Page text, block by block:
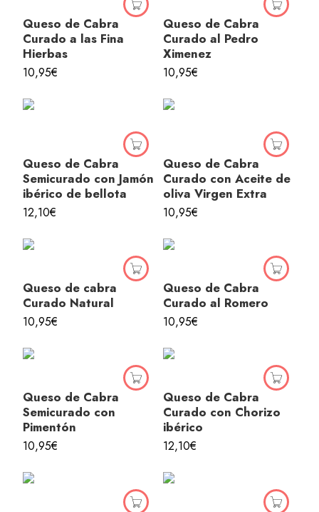
Queso de Cabra
Curado a las Fina
Hierbas
10,95€
Queso de Cabra
Curado al Pedro
Ximenez
10,95€
Queso de Cabra
Semicurado con Jamón
ibérico de bellota
12,10€
Queso de Cabra
Curado con Aceite de
oliva Virgen Extra
10,95€
Queso de cabra
Curado Natural
10,95€
Queso de Cabra
Curado al Romero
10,95€
Queso de Cabra
Semicurado con
Pimentón
10,95€
Queso de Cabra
Curado con Chorizo
ibérico
12,10€